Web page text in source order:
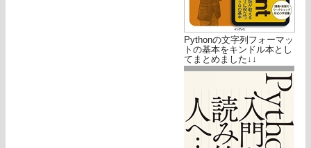
Pythonの文字列フォーマッ
トの基本をキンドル本とし
てまとめました↓↓